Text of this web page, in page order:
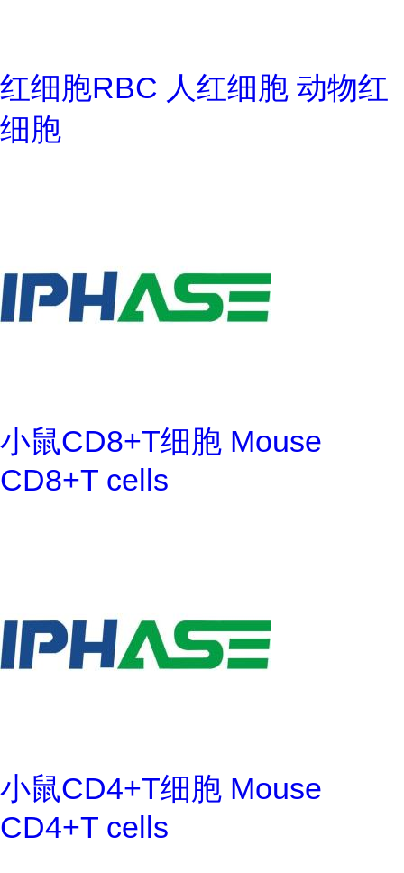
红细胞RBC 人红细胞 动物红
细胞
小鼠CD8+T细胞 Mouse
CD8+T cells
小鼠CD4+T细胞 Mouse
CD4+T cells